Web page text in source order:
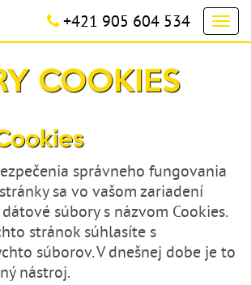
+421 905 604 534
COOKIES
správneho fungovania
sa vo vašom zariadení
súbory s názvom Cookies.
stránok súhlasíte s
súborov. V dnešnej dobe je to
nástroj.